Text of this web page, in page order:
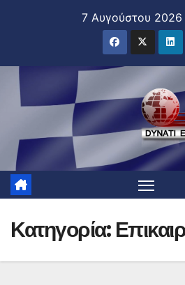
7 Αυγούστου 2026
Κατηγορία: